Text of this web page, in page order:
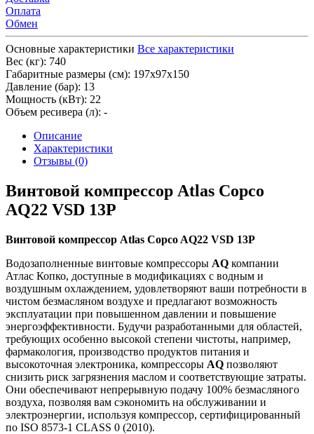
Оплата
Обмен
Основные характеристики Все характеристики
Вес (кг): 740
Габаритные размеры (см): 197х97х150
Давление (бар): 13
Мощность (кВт): 22
Объем ресивера (л): -
Описание
Характеристики
Отзывы (0)
Винтовой компрессор Atlas Copco
AQ22 VSD 13P
Винтовой компрессор Atlas Copco AQ22 VSD 13P
Водозаполненные винтовые компрессоры AQ компании
Атлас Копко, доступные в модификациях с водным и
воздушным охлаждением, удовлетворяют ваши потребности в
чистом безмасляном воздухе и предлагают возможность
эксплуатации при повышенном давлении и повышение
энергоэффективности. Будучи разработанными для областей,
требующих особенно высокой степени чистоты, например,
фармакология, производство продуктов питания и
высокоточная электроника, компрессоры AQ позволяют
снизить риск загрязнения маслом и соответствующие затраты.
Они обеспечивают непрерывную подачу 100% безмасляного
воздуха, позволяя вам сэкономить на обслуживании и
электроэнергии, используя компрессор, сертифицированный
по ISO 8573-1 CLASS 0 (2010).